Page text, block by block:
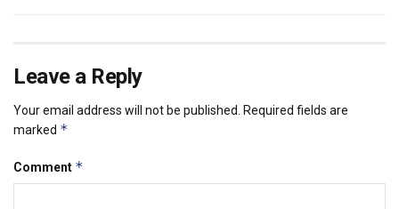
Leave a Reply
Your email address will not be published.
Required fields are
marked *
Comment *